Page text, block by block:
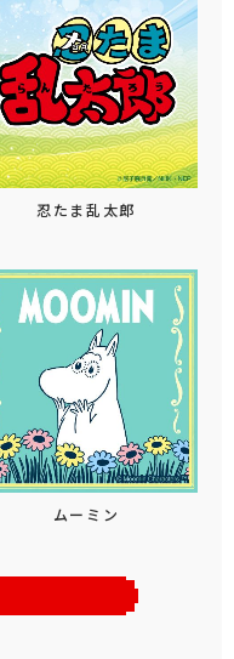
忍たま乱太郎
ムーミン